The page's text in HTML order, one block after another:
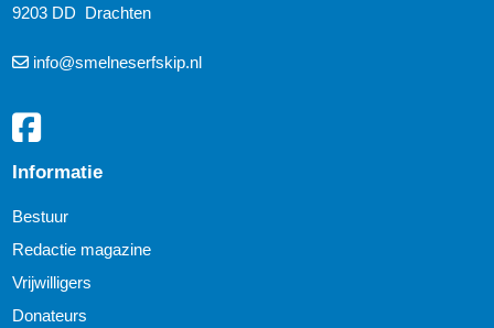
9203 DD Drachten
info@smelneserfskip.nl
Informatie
Bestuur
Redactie magazine
Vrijwilligers
Donateurs